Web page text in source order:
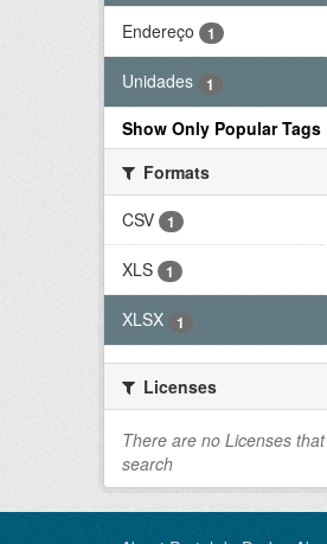
Endereço 1
Unidades 1
Show Only Popular Tags
Formats
CSV
1
XLS 1
XLSX 1
Licenses
There are no Licenses
search